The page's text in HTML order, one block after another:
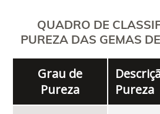
QUADRO DE
PUREZA DAS GEMAS
Grau de
Pureza
Pureza